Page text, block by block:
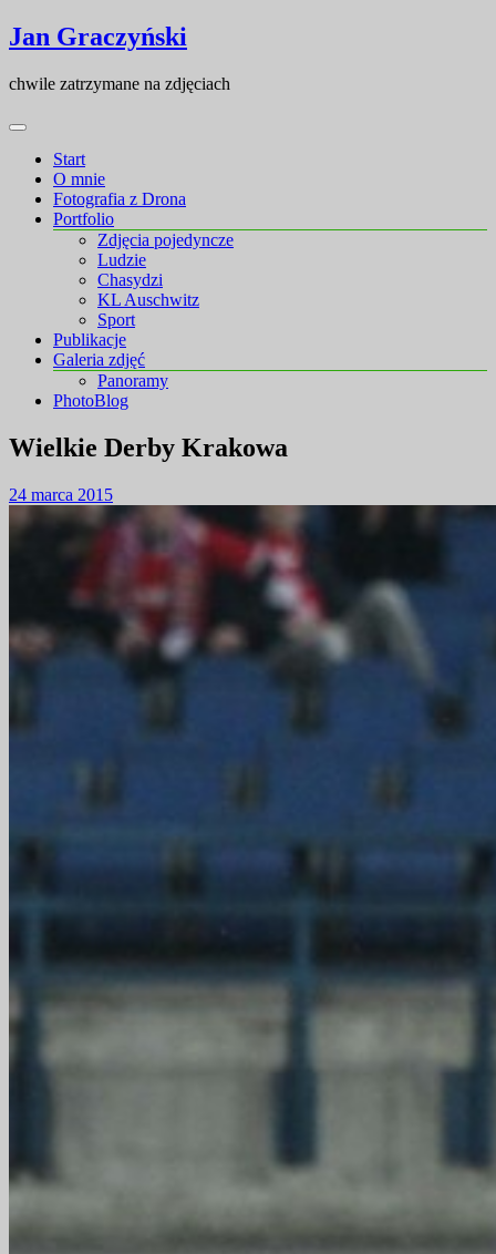
Skip
to
Skip
to
Jan Graczyński
chwile zatrzymane na zdjęciach
Start
O mnie
Fotografia z Drona
Portfolio
Zdjęcia pojedyncze
Ludzie
Chasydzi
KL Auschwitz
Sport
Publikacje
Galeria zdjęć
Panoramy
PhotoBlog
Wielkie Derby Krakowa
24 marca 2015